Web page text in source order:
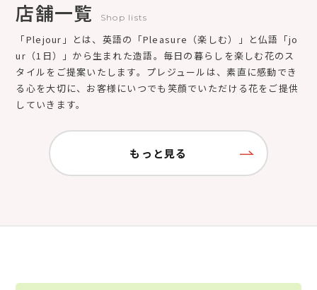
店舗一覧 Shop lists
「Plejour」とは、英語の「Pleasure（楽しむ）」と仏語「jo
ur（1日）」から生まれた造語。毎日の暮らしを楽しむ花のス
タイルをご提案いたします。プレジュールは、素直に感動でき
る心を大切に、お客様にいつでも笑顔でいただける花をご提供
していきます。
もっと見る